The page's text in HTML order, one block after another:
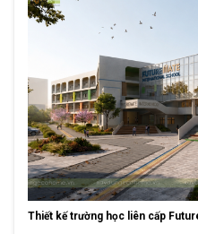
Thiết kế trường học liên cấp